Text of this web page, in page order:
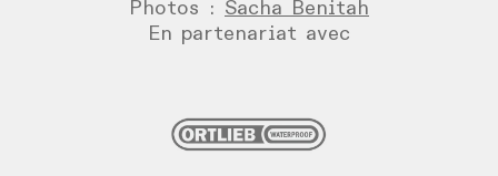
Photos : Sacha Benitah
En partenariat avec